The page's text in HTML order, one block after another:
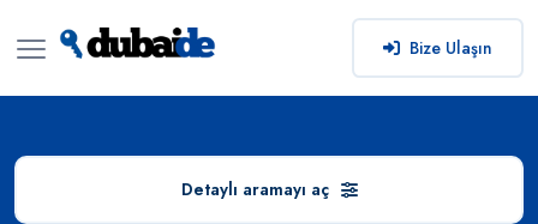
Bize Ulaşın
Arama SonuçlarıDetaylı aramayı aç